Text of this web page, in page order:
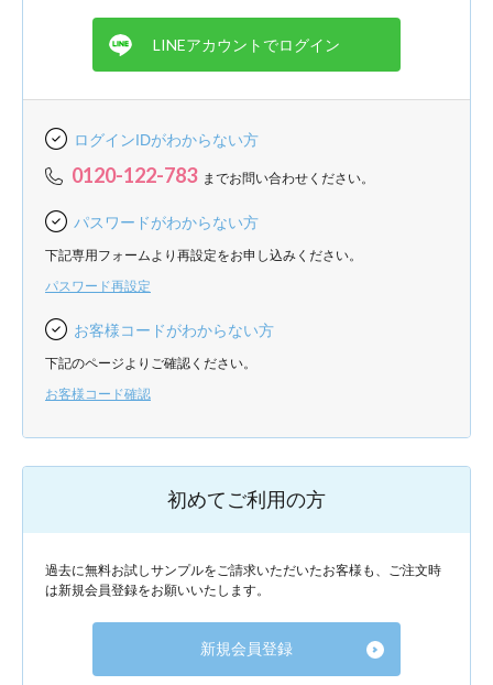
ログインIDがわからない方
0120-122-783 までお問い合わせください。
パスワードがわからない方
下記専用フォームより再設定をお申し込みください。
パスワード再設定
お客様コードがわからない方
下記のページよりご確認ください。
お客様コード確認
初めてご利用の方
過去に無料お試しサンプルをご請求いただいたお客様も、ご注文時
は新規会員登録をお願いいたします。
新規会員登録